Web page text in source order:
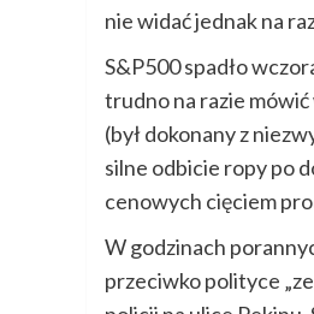
nie widać jednak na
S&P500 spadło
trudno na razie
(był dokonany z
silne odbicie ropy po
cenowych cięciem
W godzinach
przeciwko polityce